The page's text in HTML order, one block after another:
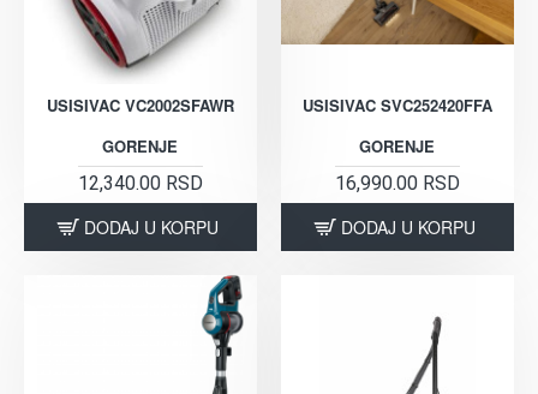
USISIVAC VC2002SFAWR
GORENJE
12,340.00 RSD
DODAJ U KORPU
USISIVAC SVC252420FFA
GORENJE
16,990.00 RSD
DODAJ U KORPU